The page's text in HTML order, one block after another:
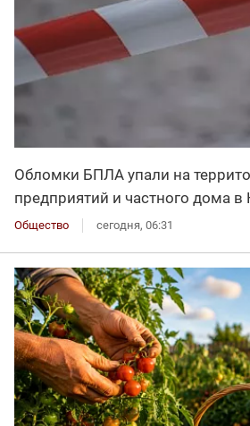
Обломки БПЛА упали на
предприятий и частного дома
Общество сегодня, 06:31